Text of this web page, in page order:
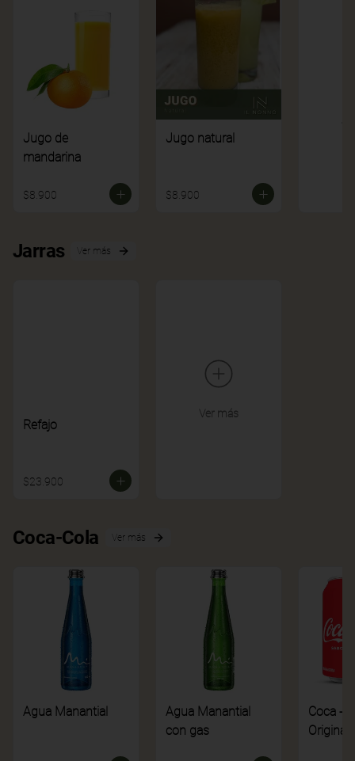
Jugo de
mandarina
$8.900
Jugo natural
$8.900
Jarras Ver más
Refajo
$23.900
Ver más
Coca-Cola Ver más
Agua Manantial
Agua Manantial
con gas
Coca -
Original